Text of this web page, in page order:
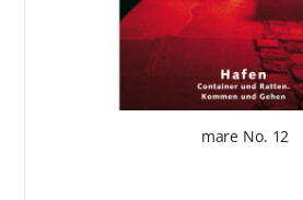
mare No. 12